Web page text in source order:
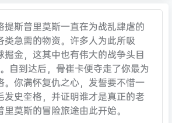
提斯普里莫斯一直在为战乱肆虐的
类急需的物资。许多人为此所吸
掘金，这其中也有伟大的战争头目
自到达后，骨崔卡便夺走了你最为
。你满怀复仇之心，发誓要不惜一
发史奎格，并证明谁才是真正的老
莫斯的冒险旅途由此开始。